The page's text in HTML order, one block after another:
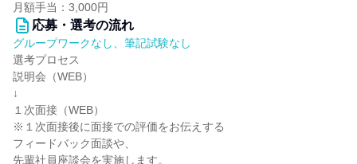
月額手当：3,000円
応募・選考の流れ
グループワークなし、筆記試験なし
選考プロセス
説明会（WEB）
↓
１次面接（WEB）
※１次面接後に面接での評価をお伝えする
フィードバック面談や、
先輩社員座談会を実施します。